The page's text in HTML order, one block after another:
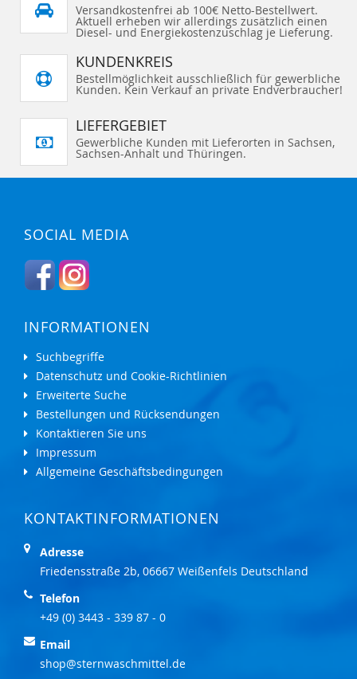
Versandkostenfrei ab 100€ Netto-Bestellwert.
Aktuell erheben wir allerdings zusätzlich einen
Diesel- und Energiekostenzuschlag je Lieferung.
KUNDENKREIS
Bestellmöglichkeit ausschließlich für gewerbliche
Kunden. Kein Verkauf an private Endverbraucher!
LIEFERGEBIET
Gewerbliche Kunden mit Lieferorten in Sachsen,
Sachsen-Anhalt und Thüringen.
SOCIAL MEDIA
INFORMATIONEN
Suchbegriffe
Datenschutz und Cookie-Richtlinien
Erweiterte Suche
Bestellungen und Rücksendungen
Kontaktieren Sie uns
Impressum
Allgemeine Geschäftsbedingungen
KONTAKTINFORMATIONEN
Adresse
Friedensstraße 2b, 06667 Weißenfels Deutschland
Telefon
+49 (0) 3443 - 339 87 - 0
Email
shop@sternwaschmittel.de